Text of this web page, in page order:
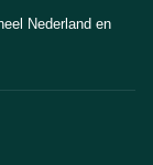
Nederland en